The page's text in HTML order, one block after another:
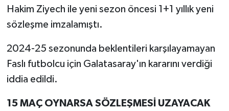
Hakim Ziyech ile yeni sezon öncesi 1+1 yıllık yeni
sözleşme imzalamıştı.
2024-25 sezonunda beklentileri karşılayamayan
Faslı futbolcu için Galatasaray'ın kararını verdiği
iddia edildi.
15 MAÇ OYNARSA SÖZLEŞMESİ UZAYACAK